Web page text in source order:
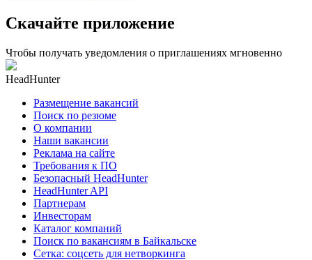
Скачайте приложение
Чтобы получать уведомления о приглашениях мгновенно
HeadHunter
Размещение вакансий
Поиск по резюме
О компании
Наши вакансии
Реклама на сайте
Требования к ПО
Безопасный HeadHunter
HeadHunter API
Партнерам
Инвесторам
Каталог компаний
Поиск по вакансиям в Байкальске
Сетка: соцсеть для нетворкинга